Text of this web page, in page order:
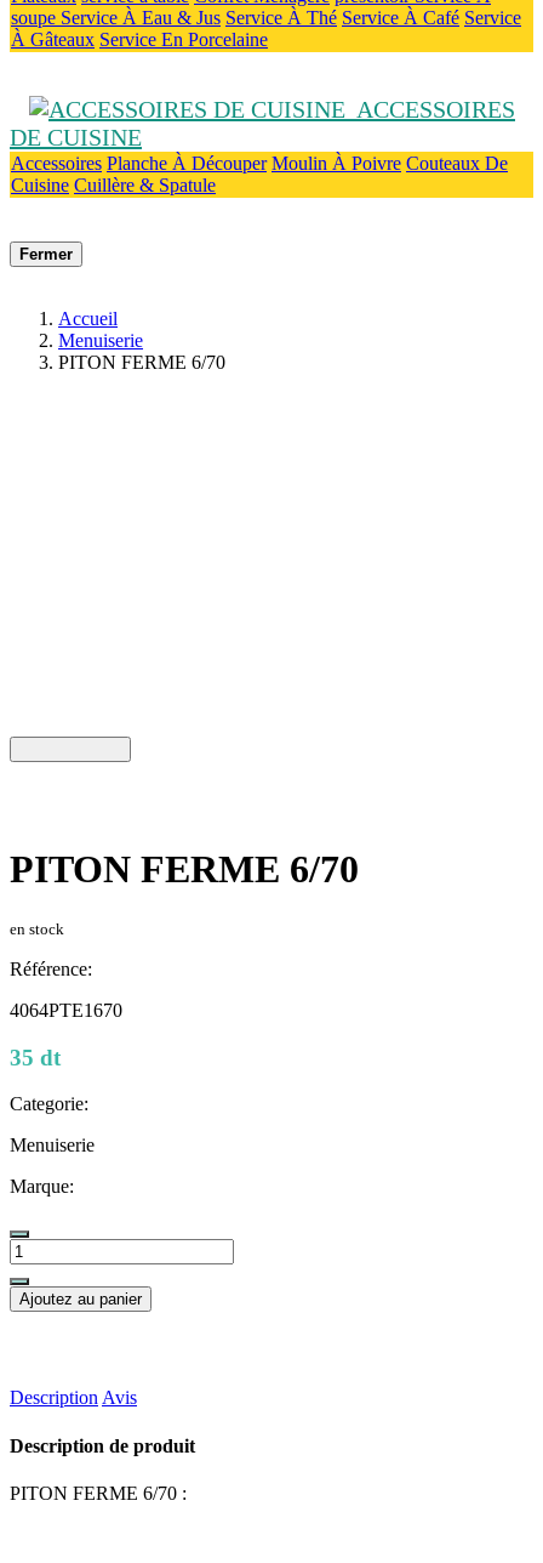
soupe Service À Eau & Jus Service À Thé Service À Café Service
À Gâteaux Service En Porcelaine
ACCESSOIRES
DE CUISINE
Accessoires Planche À Découper Moulin À Poivre Couteaux De
Cuisine Cuillère & Spatule
Fermer
Accueil
Menuiserie
PITON FERME 6/70
PITON FERME 6/70
en stock
Référence:
4064PTE1670
35 dt
Categorie:
Menuiserie
Marque:
Ajoutez au panier
Description Avis
Description de produit
PITON FERME 6/70 :